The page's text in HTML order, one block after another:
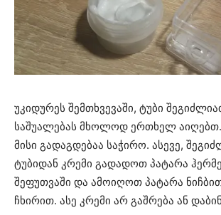
უკიდურეს შემთხვევაში, ტუბი
საშუალებას მხოლოდ ერთხელ აიღებთ.
მისი გადაგდებაა საჭირო. ასევე,
ტუბიდან კრემი გადადოთ პატარა
შეფუთვაში და ამოიღოთ პატარა
ჩხირით. ასე კრემი არ გაშრება ან